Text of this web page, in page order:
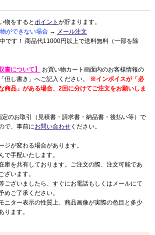
物をするとポイント が貯まります。
ができない場合 → メール注文
です！ 商品代11000円以上で送料無料（一部を除
書について】
お買い物カート画面内のお客様情報の
但し書き」へご記入ください。 ※インボイスが「必
商品」がある場合、2回に分けてご注文をお願いしま
のお取引（見積書・請求書・納品書・後払い等）で
で、事前にお問い合わせ ください。
が変わる場合があります。
手配いたします。
庫を共有しております。ご注文の際、注文可能であ
ざいます。
ございましたら、すぐにお電話もしくはメールにて
めご了承ください。
ニター表示の性質上、商品画像が実際の色目と多少
ります。